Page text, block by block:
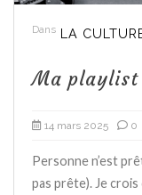
Dans LA
Ma playlist
14 mars 2025 0
Personne n’est
pas prête). Je crois